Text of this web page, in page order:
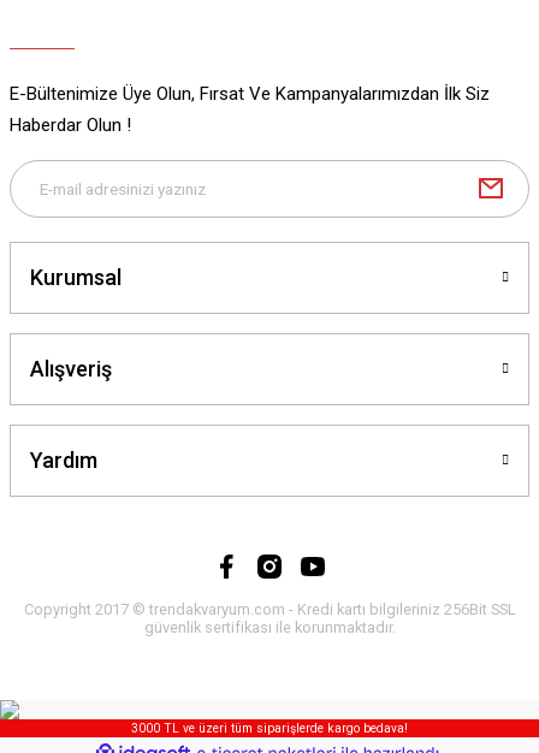
E-Bültenimize Üye Olun, Fırsat Ve Kampanyalarımızdan İlk Siz
Haberdar Olun !
Kurumsal
Alışveriş
Yardım
Copyright 2017 © trendakvaryum.com - Kredi kartı bilgileriniz 256Bit SSL
güvenlik sertifikası ile korunmaktadır.
3000 TL ve üzeri tüm siparişlerde kargo bedava!